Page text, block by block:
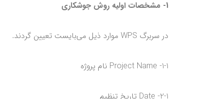
1- مشخصات اولیه روش جوشکاری
در سربرگ WPS موارد ذیل می‌بایست تعیین گردند.
1-1- Project Name نام پروژه
2-1- Date تاریخ تنظیم